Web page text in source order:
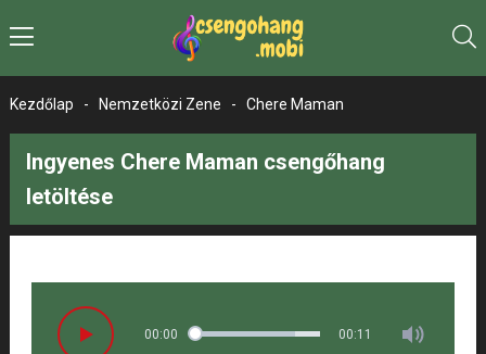
Kezdőlap - Nemzetközi Zene - Chere Maman
Ingyenes Chere Maman csengőhang
letöltése
00:00 00:11